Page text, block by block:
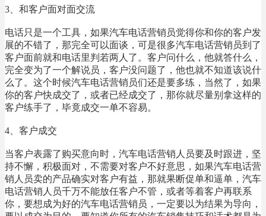
3、和客户面对面交流
电话只是一个工具，如果汽车电话营销员觉得你和你的客户发
展的不错了，那完全可以面谈，可是很多汽车电话营销员到了
客户面前就和电话里判若两人了。客户问什么，他就答什么，
完全变为了一个解说员，客户没问题了，他也就不知道该说什
么了。这个时候汽车电话营销员们还是要多练，当然了，如果
你的客户快成交了，或者已经成交了，那你就尽量别拿这样的
客户练手了，毕竟成交一单不容易。
4、客户成交
当客户表露了购买意向时，汽车电话营销人员要及时跟进，坚
持不懈，积极面对，不需要对客户不好意思，如果汽车电话营
销人员卖的产品确实对客户有益，那就果断促单和逼单，汽车
电话营销人员千万不能放任客户不管，或者等着客户再联系
你，要想成为好的汽车电话营销员，一定要以为结果为导向，